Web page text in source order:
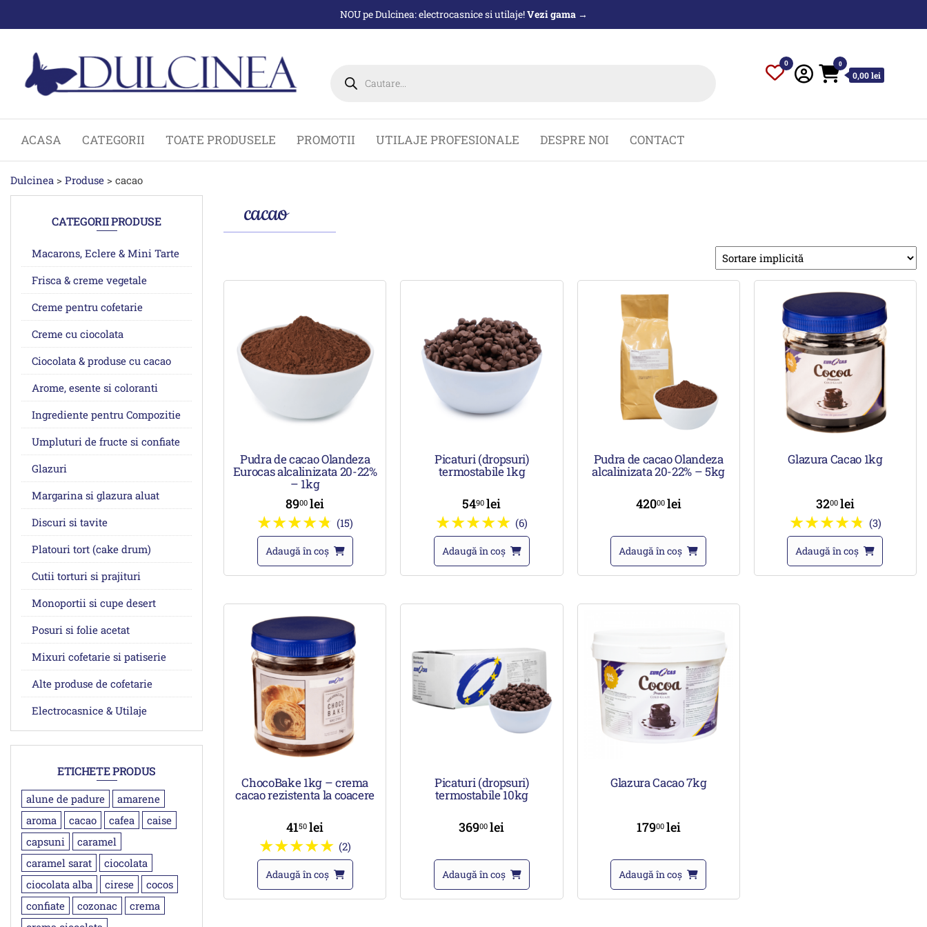
NOU pe Dulcinea: electrocasnice si utilaje!Vezi gama →
search
0 0
0,00 lei
ACASA CATEGORII TOATE PRODUSELE PROMOTII UTILAJE PROFESIONALE DESPRE NOI CONTACT
Dulcinea > Produse > cacao
CATEGORII PRODUSE
Macarons, Eclere & Mini Tarte
Frisca & creme vegetale
Creme pentru cofetarie
Creme cu ciocolata
Ciocolata & produse cu cacao
Arome, esente si coloranti
Ingrediente pentru Compozitie
Umpluturi de fructe si confiate
Glazuri
Margarina si glazura aluat
Discuri si tavite
Platouri tort (cake drum)
Cutii torturi si prajituri
Monoportii si cupe desert
Posuri si folie acetat
Mixuri cofetarie si patiserie
Alte produse de cofetarie
Electrocasnice & Utilaje
ETICHETE PRODUS
alune de padure
amarene
aroma
cacao cafea
caise
capsuni
caramel
caramel sarat
ciocolata
ciocolata alba
cirese
cocos
confiate
cozonac
crema
cacao
Pudra de cacao Olandeza
Eurocas alcalinizata 20-22%
– 1kg
8900lei
(15)
Adaugă în coș
Picaturi (dropsuri)
termostabile 1kg
5490lei
(6)
Adaugă în coș
Pudra de cacao Olandeza
alcalinizata 20-22% – 5kg
42000 lei
Adaugă în coș
Glazura Cacao 1kg
3200 lei
(3)
Adaugă în coș
ChocoBake 1kg – crema
cacao rezistenta la coacere
4150lei
(2)
Adaugă în coș
Picaturi (dropsuri)
termostabile 10kg
36900lei
Adaugă în coș
Glazura Cacao 7kg
17900 lei
Adaugă în coș